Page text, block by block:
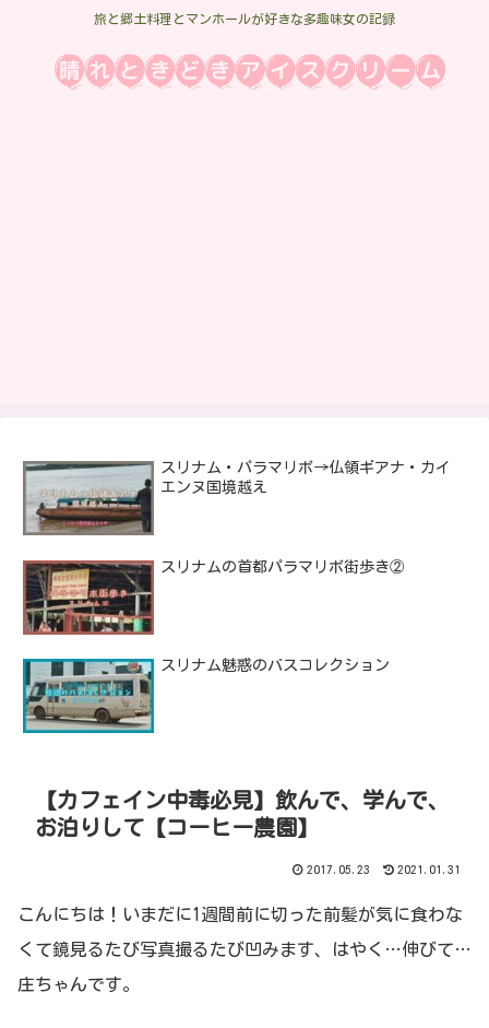
旅と郷土料理とマンホールが好きな多趣味女の記録
スリナム・パラマリボ→仏領ギアナ・カイ
エンヌ国境越え
スリナムの首都パラマリボ街歩き②
スリナム魅惑のバスコレクション
【カフェイン中毒必見】飲んで、学んで、
お泊りして【コーヒー農園】
2017.05.23 2021.01.31
こんにちは！いまだに1週間前に切った前髪が気に食わな
くて鏡見るたび写真撮るたび凹みます、はやく…伸びて…
庄ちゃんです。